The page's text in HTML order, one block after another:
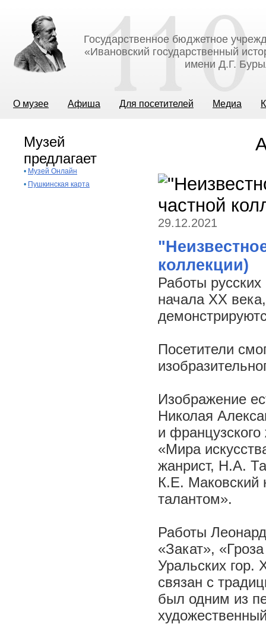
Государственное бюджетное
«Ивановский государственный
имени Д.Г.
О музее Афиша Для посетителей Медиа
Музей
предлагает
• Музей Онлайн
• Пушкинская карта
29.12.2021
коллекции)
Работы
начала XX
Посетители
Изображение
Николая
и
«Мира
жанрист, Н.А.
К.Е. Маковский
талантом».
Работы
«Закат»,
Уральских гор.
связан с
был одним из